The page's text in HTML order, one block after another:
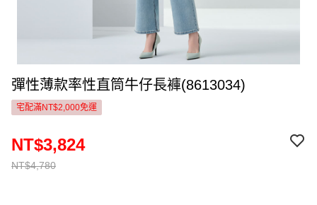
彈性薄款率性直筒牛仔長褲(8613034)
宅配滿NT$2,000免運
NT$4,780
NT$3,824